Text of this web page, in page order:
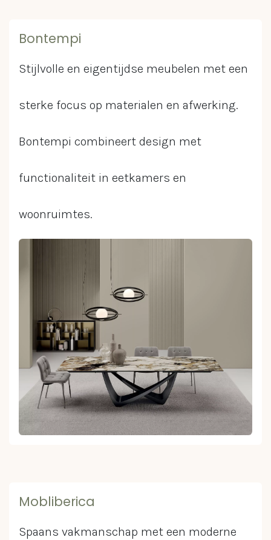
Bontempi
Stijlvolle en eigentijdse meubelen met een
sterke focus op materialen en afwerking.
Bontempi combineert design met
functionaliteit in eetkamers en
woonruimtes.
Mobliberica
Spaans vakmanschap met een moderne